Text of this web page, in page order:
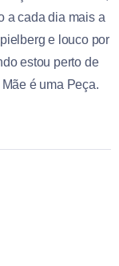
a cada dia mais a
e louco por
estou perto de
é uma Peça.